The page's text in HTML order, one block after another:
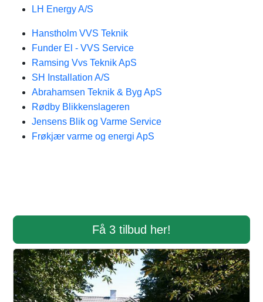
LH Energy A/S
Hanstholm VVS Teknik
Funder El - VVS Service
Ramsing Vvs Teknik ApS
SH Installation A/S
Abrahamsen Teknik & Byg ApS
Rødby Blikkenslageren
Jensens Blik og Varme Service
Frøkjær varme og energi ApS
Få 3 tilbud her!